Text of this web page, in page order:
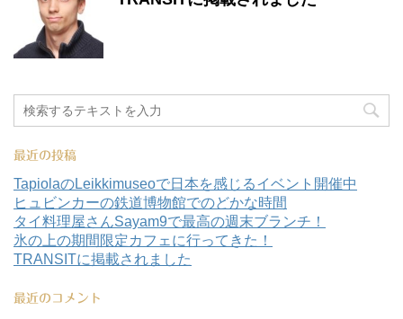
最近の投稿
TapiolaのLeikkimuseoで日本を感じるイベント開催中
ヒュビンカーの鉄道博物館でのどかな時間
タイ料理屋さんSayam9で最高の週末ブランチ！
氷の上の期間限定カフェに行ってきた！
TRANSITに掲載されました
最近のコメント